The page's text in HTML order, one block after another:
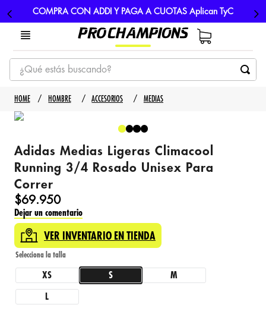
COMPRA CON ADDI Y PAGA A CUOTAS Aplican TyC
¿Qué estás buscando?
TÉRMINOS MÁS BUSCADOS
1
3. nike
4. guayos
5. gorras
HOMBRE ACCESORIOS MEDIAS
Adidas Medias Ligeras Climacool
Running 3/4 Rosado Unisex Para
Correr
$69.950
Dejar un comentario
VER INVENTARIO EN TIENDA
XS S M
L